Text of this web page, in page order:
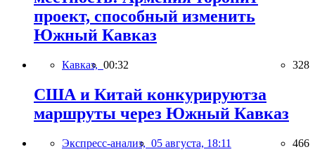
проект, способный изменить
Южный Кавказ
Кавказ, 00:32 328
США и Китай конкурируютза
маршруты через Южный Кавказ
Экспресс-анализ, 05 августа, 18:11 466